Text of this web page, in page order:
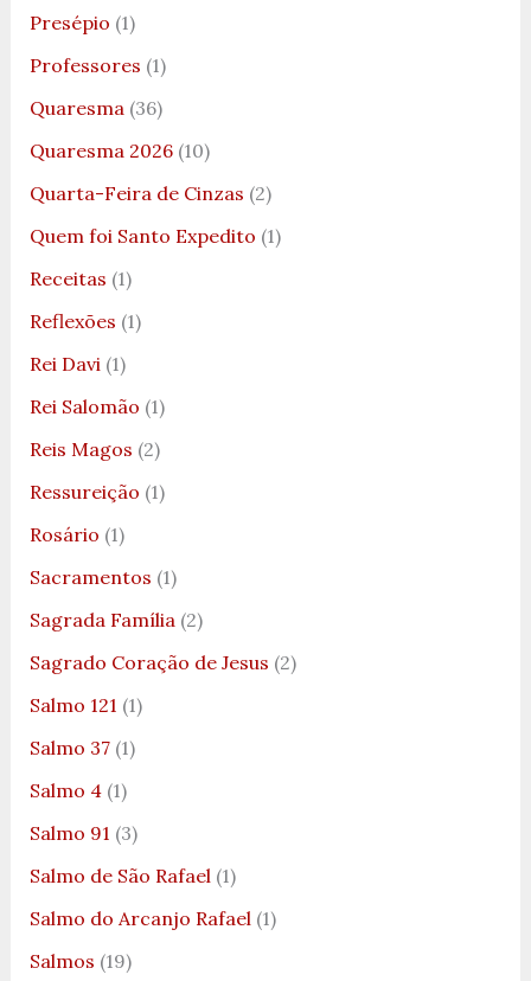
Presépio (1)
Professores (1)
Quaresma(36)
Quaresma 2026(10)
Quarta-Feira de Cinzas (2)
Quem foi Santo Expedito (1)
Receitas (1)
Reflexões (1)
Rei Davi(1)
Rei Salomão (1)
Reis Magos (2)
Ressureição (1)
Rosário (1)
Sacramentos (1)
Sagrada Família(2)
Sagrado Coração de Jesus (2)
Salmo 121 (1)
Salmo 37(1)
Salmo 4(1)
Salmo 91 (3)
Salmo de São Rafael(1)
Salmo do Arcanjo Rafael(1)
Salmos (19)